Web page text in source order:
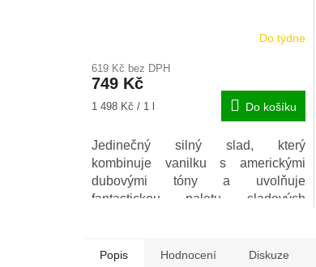
Do týdne
619 Kč bez DPH
749 Kč
Měrná
1 498 Kč / 1 l Do košíku
Jedinečný silný slad, který
kombinuje vanilku s americkými
dubovými tóny a uvolňuje
fantastickou paletu sladových
uvolnění pro ty, kteří se chtějí ponořit
Popis Hodnocení Diskuze